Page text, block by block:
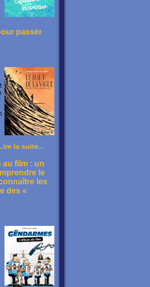
passer
la suite...
au film : un
le
les
des «